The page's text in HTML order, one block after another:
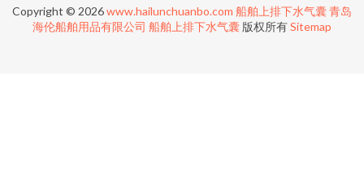
Copyright © 2026www.hailunchuanbo.com 船舶上排下水气囊青岛
海伦船舶用品有限公司 船舶上排下水气囊 版权所有Sitemap